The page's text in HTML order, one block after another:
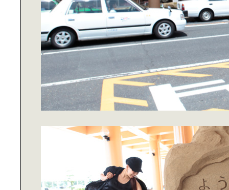
EMPOWERED BY NATURE｜自然の
力を味方につける
デザイン先進国オランダ｜ドローグ
デザインのいま
東日本橋の人気のパン屋｜
「BEAVER BREAD」